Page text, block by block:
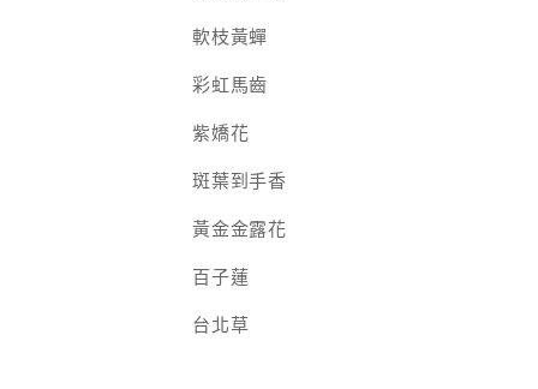
軟枝黃蟬
彩虹馬齒
紫嬌花
斑葉到手香
黃金金露花
百子蓮
台北草